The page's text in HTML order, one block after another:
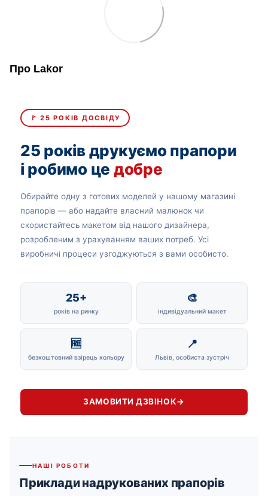
Про Lakor
🚩 25 РОКІВ ДОСВІДУ
25 років друкуємо прапори
і робимо це добре
Обирайте одну з готових моделей у нашому магазині
прапорів — або надайте власний малюнок чи
скористайтесь макетом від нашого дизайнера,
розробленим з урахуванням ваших потреб. Усі
виробничі процеси узгоджуються з вами особисто.
25+
років на ринку
🎨
індивідуальний макет
🆓
безкоштовний взірець кольору
📍
Львів, особиста зустріч
ЗАМОВИТИ ДЗВІНОК→
НАШІ РОБОТИ
Приклади надрукованих прапорів